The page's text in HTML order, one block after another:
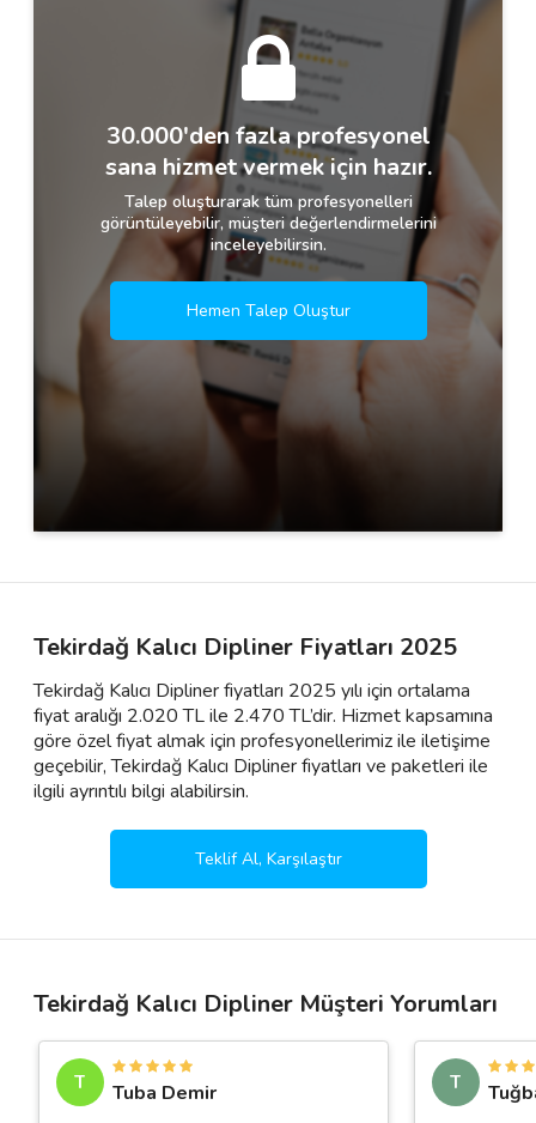
30.000'den fazla profesyonel
sana hizmet vermek için hazır.
Talep oluşturarak tüm profesyonelleri
görüntüleyebilir, müşteri değerlendirmelerini
inceleyebilirsin.
Hemen Talep Oluştur
Tekirdağ Kalıcı Dipliner Fiyatları 2025
Tekirdağ Kalıcı Dipliner fiyatları 2025 yılı için ortalama
fiyat aralığı 2.020 TL ile 2.470 TL’dir. Hizmet kapsamına
göre özel fiyat almak için profesyonellerimiz ile iletişime
geçebilir, Tekirdağ Kalıcı Dipliner fiyatları ve paketleri ile
ilgili ayrıntılı bilgi alabilirsin.
Teklif Al, Karşılaştır
Tekirdağ Kalıcı Dipliner Müşteri Yorumları
T
Tuba Demir
T